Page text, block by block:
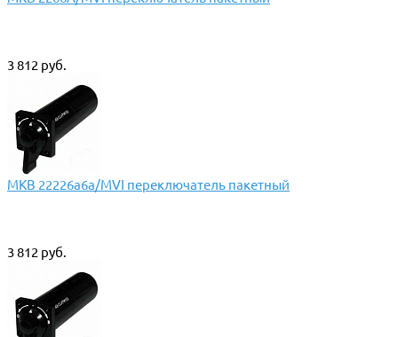
3 812 руб.
МКВ 22226а6а/МVI переключатель пакетный
3 812 руб.